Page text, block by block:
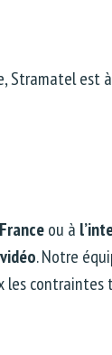
Stramatel
Franceou à
. Notre
les